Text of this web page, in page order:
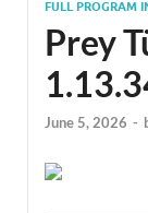
FULL PROGRAM
Prey
June 5, 2026 -